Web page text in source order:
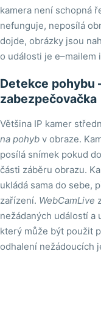
kamera není schopná
nefunguje, neposílá
dojde, obrázky jsou
o události je e–mailem
Detekce pohybu
zabezpečovačka
Většina IP kamer
na pohyb v obraze.
posílá snímek pokud
části záběru obrazu.
ukládá sama do sebe,
zařízení. WebCamLive
nežádaných událostí a
který může být použit
odhalení nežádoucích